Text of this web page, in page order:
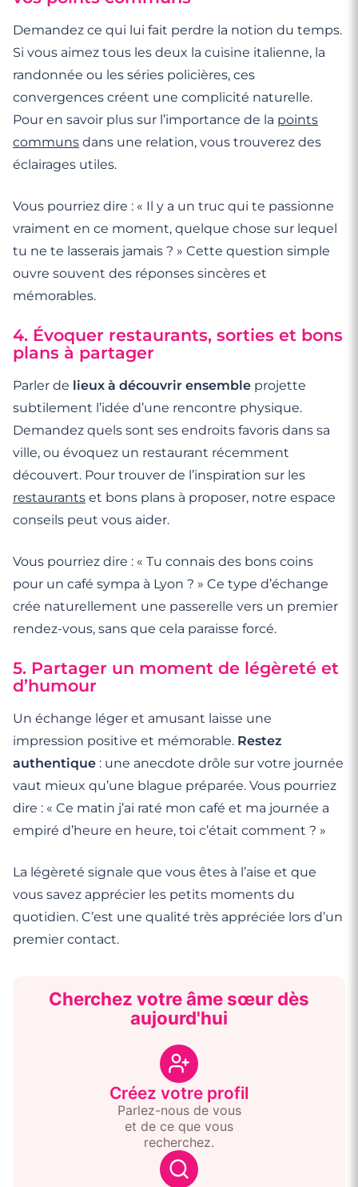
Demandez ce qui lui fait perdre la notion du temps.
Si vous aimez tous les deux la cuisine italienne, la
randonnée ou les séries policières, ces
convergences créent une complicité naturelle.
Pour en savoir plus sur l’importance de la points
communs dans une relation, vous trouverez des
éclairages utiles.
Vous pourriez dire : « Il y a un truc qui te passionne
vraiment en ce moment, quelque chose sur lequel
tu ne te lasserais jamais ? » Cette question simple
ouvre souvent des réponses sincères et
mémorables.
4. Évoquer restaurants, sorties et bons
plans à partager
Parler de lieux à découvrir ensemble projette
subtilement l’idée d’une rencontre physique.
Demandez quels sont ses endroits favoris dans sa
ville, ou évoquez un restaurant récemment
découvert. Pour trouver de l’inspiration sur les
restaurants et bons plans à proposer, notre espace
conseils peut vous aider.
Vous pourriez dire : « Tu connais des bons coins
pour un café sympa à Lyon ? » Ce type d’échange
crée naturellement une passerelle vers un premier
rendez-vous, sans que cela paraisse forcé.
5. Partager un moment de légèreté et
d’humour
Un échange léger et amusant laisse une
impression positive et mémorable. Restez
authentique : une anecdote drôle sur votre journée
vaut mieux qu’une blague préparée. Vous pourriez
dire : « Ce matin j’ai raté mon café et ma journée a
empiré d’heure en heure, toi c’était comment ? »
La légèreté signale que vous êtes à l’aise et que
vous savez apprécier les petits moments du
quotidien. C’est une qualité très appréciée lors d’un
premier contact.
Cherchez votre âme sœur dès
aujourd'hui
Créez votre profil
Parlez-nous de vous
et de ce que vous
recherchez.